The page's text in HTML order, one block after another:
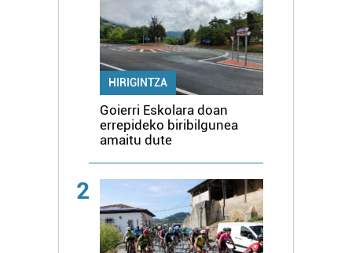
HIRIGINTZA
Goierri Eskolara doan
errepideko biribilgunea
amaitu dute
2